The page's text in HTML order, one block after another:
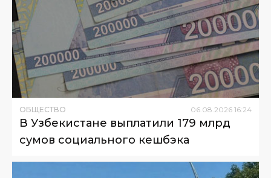
ОБЩЕСТВО 06.08.2026 16:24
В Узбекистане выплатили 179 млрд
сумов социального кешбэка